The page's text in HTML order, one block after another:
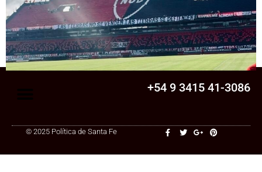
Senado
La Legislatura aprobó una ley clave para
una cooperativa de Santa Fe: ¿qué
cambia?
+54 9 3415 41-3086
© 2025 Política de Santa Fe